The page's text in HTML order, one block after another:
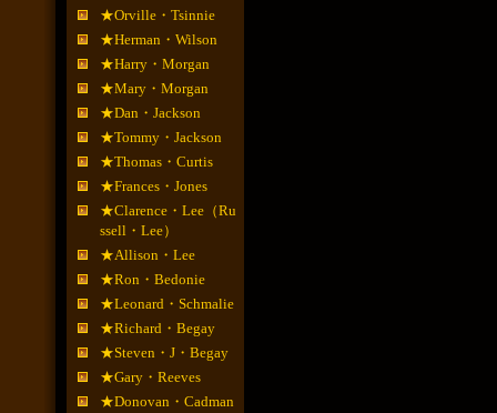
★Orville・Tsinnie
★Herman・Wilson
★Harry・Morgan
★Mary・Morgan
★Dan・Jackson
★Tommy・Jackson
★Thomas・Curtis
★Frances・Jones
★Clarence・Lee（Ru
ssell・Lee）
★Allison・Lee
★Ron・Bedonie
★Leonard・Schmalie
★Richard・Begay
★Steven・J・Begay
★Gary・Reeves
★Donovan・Cadman